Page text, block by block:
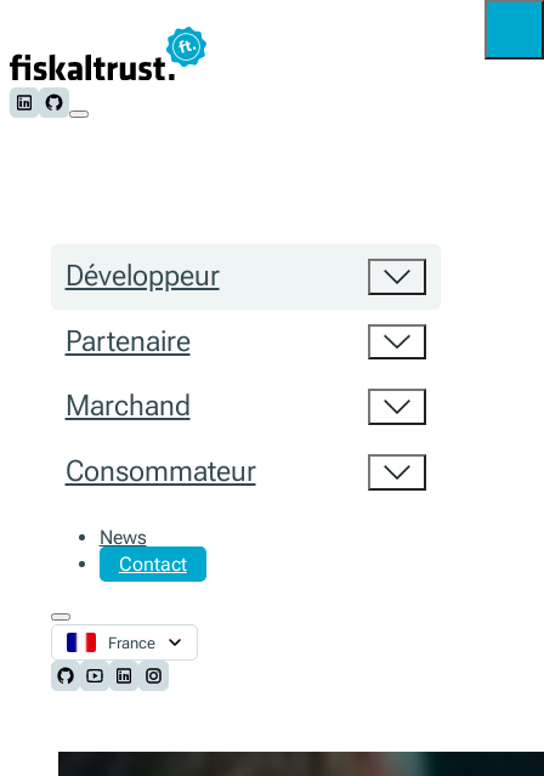
Follow us on LinkedIn
Follow us on Github
Développeur
Partenaire
Marchand
Consommateur
News
Contact
France
Follow us on Github
Follow us on Youtube
Follow us on LinkedIn
Follow us on Instagram